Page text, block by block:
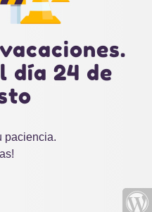
día 24 de
paciencia.